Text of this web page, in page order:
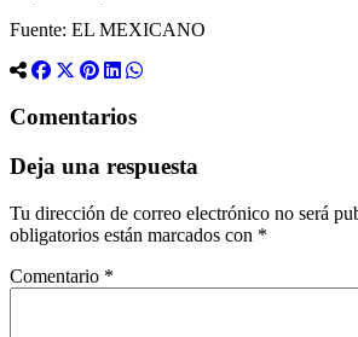
Fuente: EL MEXICANO
Comentarios
Deja una respuesta
Tu dirección de correo electrónico no será
obligatorios están marcados con *
Comentario *